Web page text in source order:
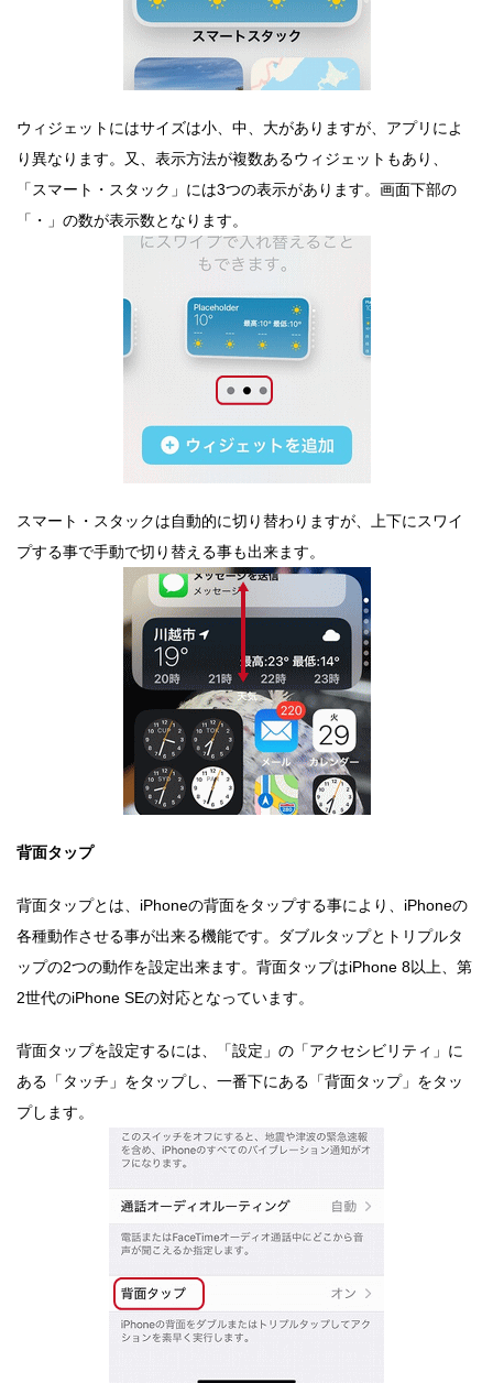
ウィジェットにはサイズは小、中、大がありますが、アプリによ
り異なります。又、表示方法が複数あるウィジェットもあり、
「スマート・スタック」には3つの表示があります。画面下部の
「・」の数が表示数となります。
スマート・スタックは自動的に切り替わりますが、上下にスワイ
プする事で手動で切り替える事も出来ます。
背面タップ
背面タップとは、iPhoneの背面をタップする事により、iPhoneの
各種動作させる事が出来る機能です。ダブルタップとトリプルタ
ップの2つの動作を設定出来ます。背面タップはiPhone 8以上、第
2世代のiPhone SEの対応となっています。
背面タップを設定するには、「設定」の「アクセシビリティ」に
ある「タッチ」をタップし、一番下にある「背面タップ」をタッ
プします。